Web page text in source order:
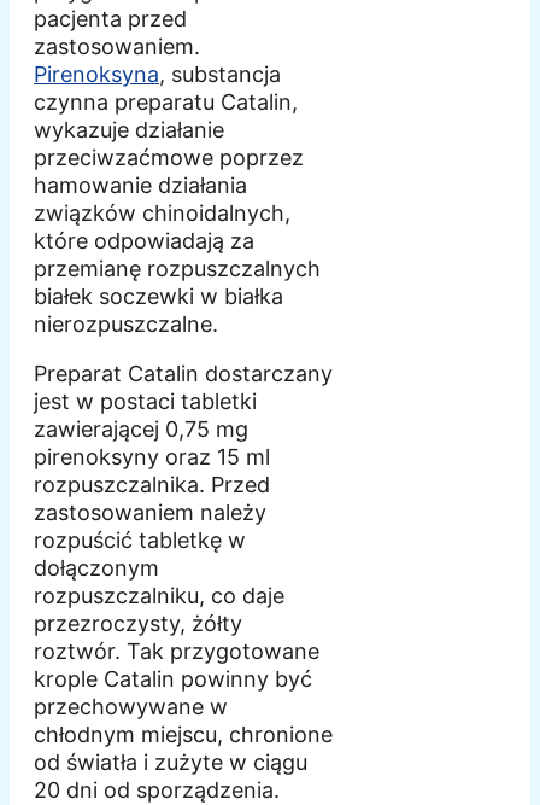
pacjenta przed
zastosowaniem.
Pirenoksyna, substancja
czynna preparatu Catalin,
wykazuje działanie
przeciwzaćmowe poprzez
hamowanie działania
związków chinoidalnych,
które odpowiadają za
przemianę rozpuszczalnych
białek soczewki w białka
nierozpuszczalne.
Preparat Catalin dostarczany
jest w postaci tabletki
zawierającej 0,75 mg
pirenoksyny oraz 15 ml
rozpuszczalnika. Przed
zastosowaniem należy
rozpuścić tabletkę w
dołączonym
rozpuszczalniku, co daje
przezroczysty, żółty
roztwór. Tak przygotowane
krople Catalin powinny być
przechowywane w
chłodnym miejscu, chronione
od światła i zużyte w ciągu
20 dni od sporządzenia.